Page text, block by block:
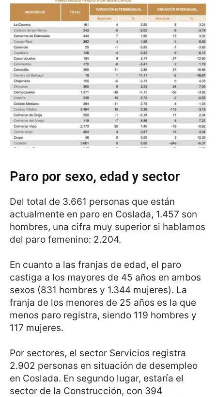
Paro por sexo, edad y sector
Del total de 3.661 personas que están
actualmente en paro en Coslada, 1.457 son
hombres, una cifra muy superior si hablamos
del paro femenino: 2.204.
En cuanto a las franjas de edad, el paro
castiga a los mayores de 45 años en ambos
sexos (831 hombres y 1.344 mujeres). La
franja de los menores de 25 años es la que
menos paro registra, siendo 119 hombres y
117 mujeres.
Por sectores, el sector Servicios registra
2.902 personas en situación de desempleo
en Coslada. En segundo lugar, estaría el
sector de la Construcción, con 394